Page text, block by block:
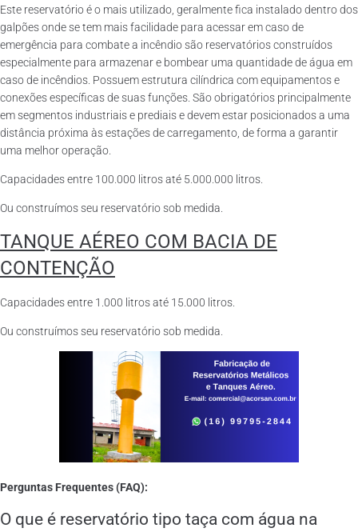
Este reservatório é o mais utilizado, geralmente fica instalado dentro dos
galpões onde se tem mais facilidade para acessar em caso de
emergência para combate a incêndio são reservatórios construídos
especialmente para armazenar e bombear uma quantidade de água em
caso de incêndios. Possuem estrutura cilíndrica com equipamentos e
conexões específicas de suas funções. São obrigatórios principalmente
em segmentos industriais e prediais e devem estar posicionados a uma
distância próxima às estações de carregamento, de forma a garantir
uma melhor operação.
Capacidades entre 100.000 litros até 5.000.000 litros.
Ou construímos seu reservatório sob medida.
TANQUE AÉREO COM BACIA DE
CONTENÇÃO
Capacidades entre 1.000 litros até 15.000 litros.
Ou construímos seu reservatório sob medida.
Perguntas Frequentes (FAQ):
O que é reservatório tipo taça com água na